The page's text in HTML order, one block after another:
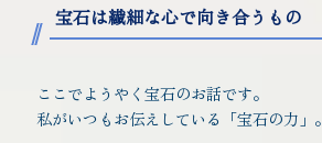
宝石は繊細な心で向き合うもの
ここでようやく宝石のお話です。
私がいつもお伝えしている「宝石の力」。